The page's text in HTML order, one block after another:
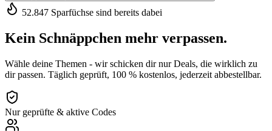
52.847 Sparfüchse sind bereits dabei
Kein Schnäppchen mehr verpassen.
Wähle deine Themen - wir schicken dir nur Deals, die wirklich zu
dir passen. Täglich geprüft, 100 % kostenlos, jederzeit abbestellbar.
Nur geprüfte & aktive Codes